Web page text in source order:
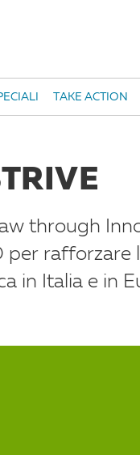
TAKE ACTION
through
per rafforzare
in Italia e in